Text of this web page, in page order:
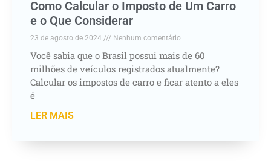
Como Calcular o Imposto de Um Carro
e o Que Considerar
23 de agosto de 2024 Nenhum comentário
Você sabia que o Brasil possui mais de 60
milhões de veículos registrados atualmente?
Calcular os impostos de carro e ficar atento a eles
é
LER MAIS